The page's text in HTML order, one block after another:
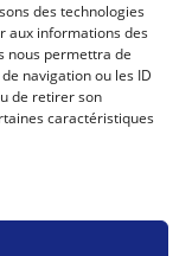
des technologies
aux informations des
nous permettra de
navigation ou les ID
de retirer son
caractéristiques
actualités,